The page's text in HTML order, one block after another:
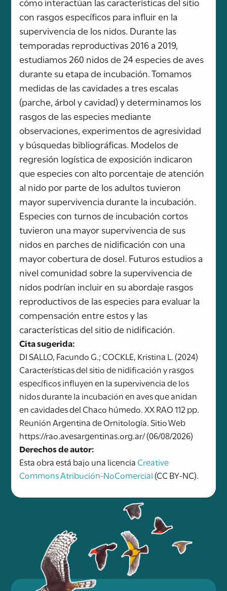
con rasgos específicos para influir en la
supervivencia de los nidos. Durante las
temporadas reproductivas 2016 a 2019,
estudiamos 260 nidos de 24 especies de aves
durante su etapa de incubación. Tomamos
medidas de las cavidades a tres escalas
(parche, árbol y cavidad) y determinamos los
rasgos de las especies mediante
observaciones, experimentos de agresividad
y búsquedas bibliográficas. Modelos de
regresión logística de exposición indicaron
que especies con alto porcentaje de atención
al nido por parte de los adultos tuvieron
mayor supervivencia durante la incubación.
Especies con turnos de incubación cortos
tuvieron una mayor supervivencia de sus
nidos en parches de nidificación con una
mayor cobertura de dosel. Futuros estudios a
nivel comunidad sobre la supervivencia de
nidos podrían incluir en su abordaje rasgos
reproductivos de las especies para evaluar la
compensación entre estos y las
características del sitio de nidificación.
Cita sugerida:
DI SALLO, Facundo G.; COCKLE, Kristina L. (2024)
Características del sitio de nidificación y rasgos
específicos influyen en la supervivencia de los
nidos durante la incubación en aves que anidan
en cavidades del Chaco húmedo. XX RAO 112 pp.
Reunión Argentina de Ornitología. Sitio Web
https://rao.avesargentinas.org.ar/ (06/08/2026)
Derechos de autor:
Esta obra está bajo una licencia Creative
Commons Atribución-NoComercial(CC BY-NC).